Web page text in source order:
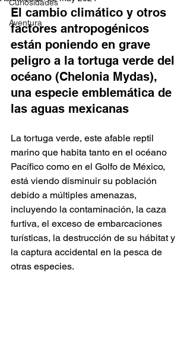
Curiosidades
Aventura
El cambio climático y otros
factores antropogénicos
están poniendo en grave
peligro a la tortuga verde del
océano (Chelonia Mydas),
una especie emblemática de
las aguas mexicanas
La tortuga verde, este afable reptil
marino que habita tanto en el océano
Pacífico como en el Golfo de México,
está viendo disminuir su población
debido a múltiples amenazas,
incluyendo la contaminación, la caza
furtiva, el exceso de embarcaciones
turísticas, la destrucción de su hábitat y
la captura accidental en la pesca de
otras especies.